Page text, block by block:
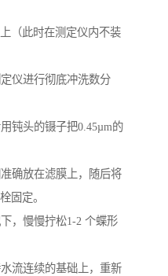
（此时在测定仪内不装
仪进行彻底冲洗数分
钝头的镊子把0.45µm的
确放在滤膜上，随后将
固定。
，慢慢拧松1-2 个蝶形
流连续的基础上，重新